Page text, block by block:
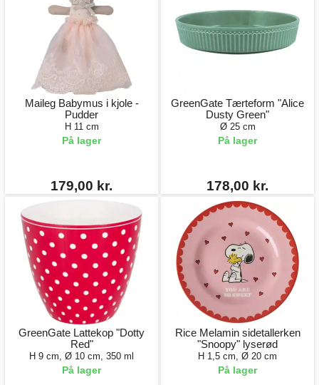
Maileg Babymus i kjole -
Pudder
H 11 cm
På lager
179,00 kr.
GreenGate Tærteform "Alice
Dusty Green"
Ø 25 cm
På lager
178,00 kr.
GreenGate Lattekop "Dotty
Red"
H 9 cm, Ø 10 cm, 350 ml
På lager
Rice Melamin sidetallerken
"Snoopy" lyserød
H 1,5 cm, Ø 20 cm
På lager